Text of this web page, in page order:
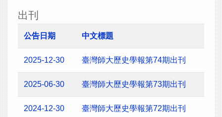
出刊
公告日期 中文標題
2025-12-30 臺灣師大歷史學報第74期出刊
2025-06-30 臺灣師大歷史學報第73期出刊
2024-12-30 臺灣師大歷史學報第72期出刊